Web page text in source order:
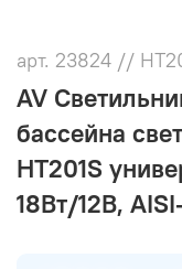
арт. 23824 //
AV
бассейна
HT201S
18Вт/12В,